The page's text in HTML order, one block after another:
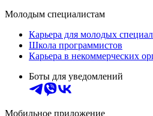
Молодым специалистам
Карьера для молодых
Школа программистов
Карьера в некоммерческих
Боты для уведомлений
Мобильное приложение